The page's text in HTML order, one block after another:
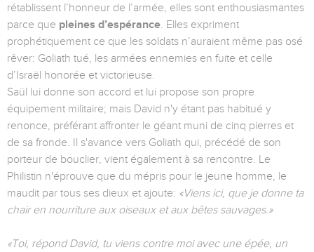
rétablissent l’honneur de l’armée, elles sont enthousiasmantes
parce que pleines d’espérance. Elles expriment
prophétiquement ce que les soldats n’auraient même pas osé
rêver: Goliath tué, les armées ennemies en fuite et celle
d’Israël honorée et victorieuse.
Saül lui donne son accord et lui propose son propre
équipement militaire; mais David n'y étant pas habitué y
renonce, préférant affronter le géant muni de cinq pierres et
de sa fronde. Il s'avance vers Goliath qui, précédé de son
porteur de bouclier, vient également à sa rencontre. Le
Philistin n'éprouve que du mépris pour le jeune homme, le
maudit par tous ses dieux et ajoute: «Viens ici, que je donne ta
chair en nourriture aux oiseaux et aux bêtes sauvages.»
«Toi, répond David, tu viens contre moi avec une épée, un